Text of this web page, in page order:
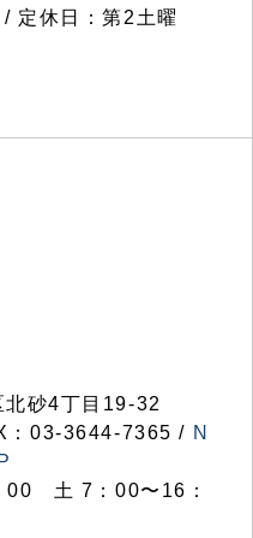
定休日：第2土曜
砂4丁目19-32
：03-3644-7365 / N
00 土 7：00〜16：